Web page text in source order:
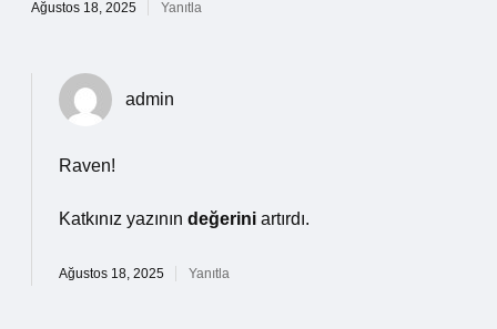
Ağustos 18, 2025 Yanıtla
admin
Raven!
Katkınız yazının değerini artırdı.
Ağustos 18, 2025 Yanıtla